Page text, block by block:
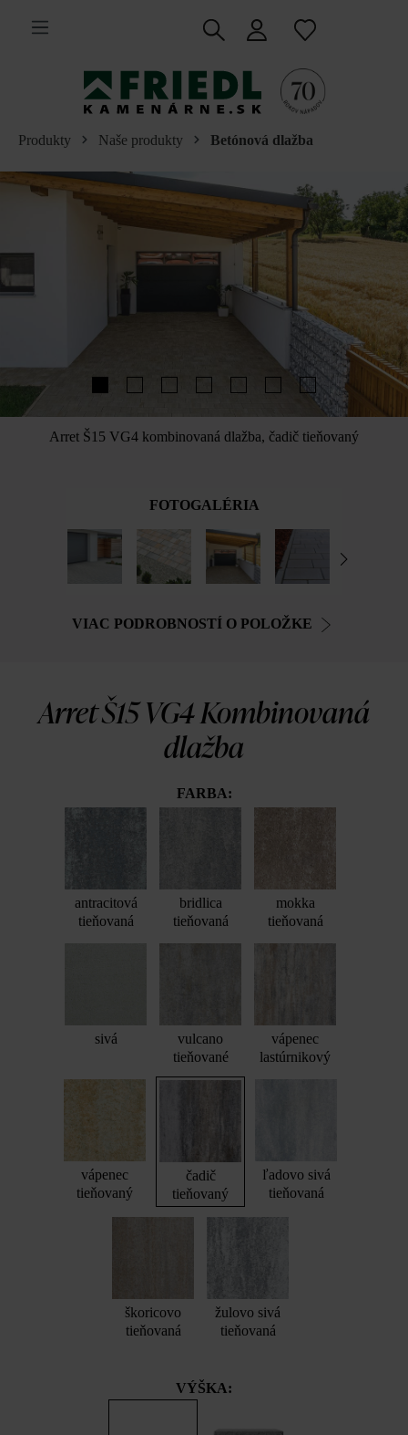
hlavný obsah
Produkty Naše produkty Betónová dlažba
Arret Š15 VG4 kombinovaná dlažba, čadič tieňovaný
FOTOGALÉRIA
VIAC PODROBNOSTÍ O POLOŽKE
Arret Š15 VG4 Kombinovaná
dlažba
FARBA:
antracitová
tieňovaná
bridlica
tieňovaná
mokka
tieňovaná
sivá
vulcano
tieňované
vápenec
lastúrnikový
vápenec
tieňovaný
čadič
tieňovaný
ľadovo sivá
tieňovaná
škoricovo
tieňovaná
žulovo sivá
tieňovaná
VÝŠKA: